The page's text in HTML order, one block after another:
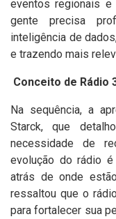
eventos regionais e
gente precisa
inteligência de
e trazendo mais
Conceito de Rádio
Na sequência, a
Starck, que
necessidade de
evolução do rádio
atrás de onde
ressaltou que o
para fortalecer sua